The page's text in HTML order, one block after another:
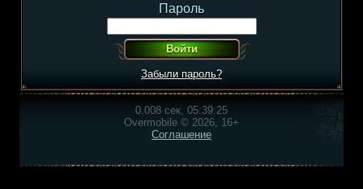
Пароль
Забыли пароль?
0.008 сек, 05:39:25
Overmobile © 2026, 16+
Соглашение